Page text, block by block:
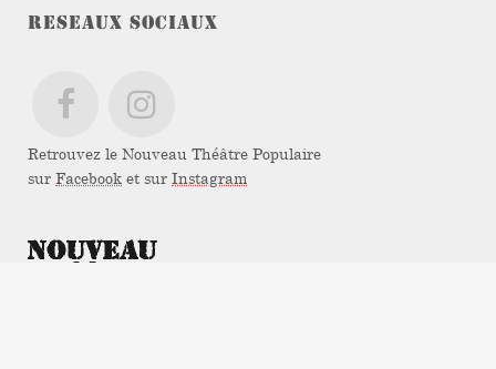
RESEAUX SOCIAUX
Retrouvez le Nouveau Théâtre Populaire
sur Facebook et sur Instagram